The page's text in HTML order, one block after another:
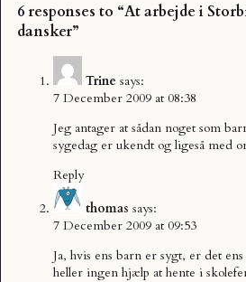
6 responses to “At arbejde i
dansker”
Trine says:
7 December 2009 at 08:38
Jeg antager at sådan noget som
sygedag er ukendt og ligeså med
Reply
thomas says:
7 December 2009 at 09:53
Ja, hvis ens barn er sygt, er det
heller ingen hjælp at hente i